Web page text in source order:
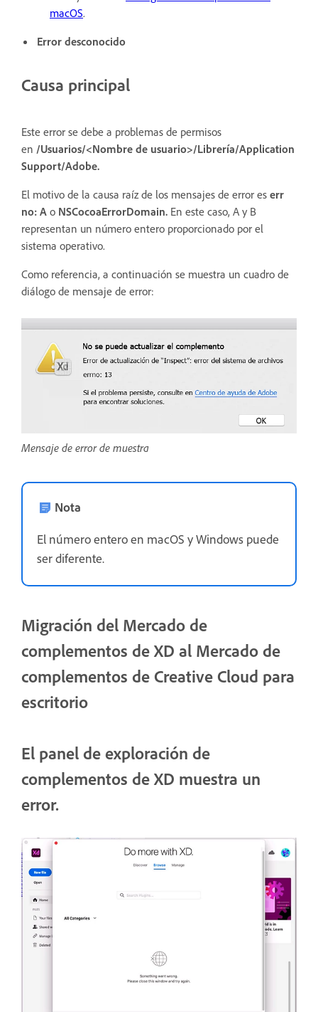
macOS.
Error desconocido
Causa principal
Este error se debe a problemas de permisos
en /Usuarios/<Nombre de usuario>/Librería/Application
Support/Adobe.
El motivo de la causa raíz de los mensajes de error es err
no: A o NSCocoaErrorDomain. En este caso, A y B
representan un número entero proporcionado por el
sistema operativo.
Como referencia, a continuación se muestra un cuadro de
diálogo de mensaje de error:
Mensaje de error de muestra
Nota
El número entero en macOS y Windows puede
ser diferente.
Migración del Mercado de
complementos de XD al Mercado de
complementos de Creative Cloud para
escritorio
El panel de exploración de
complementos de XD muestra un
error.